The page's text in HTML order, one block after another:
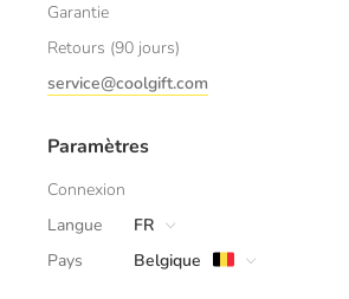
Garantie
Retours (90 jours)
service@coolgift.com
Paramètres
Connexion
Langue
FR
Pays
Belgique